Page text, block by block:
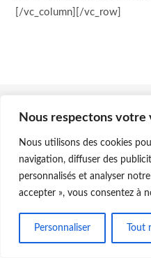
Nous respectons votre
Nous utilisons des cookies
navigation, diffuser des
personnalisés et analyser
accepter », vous consentez à
Personnaliser Tout
[/vc_column][/vc_row]
©